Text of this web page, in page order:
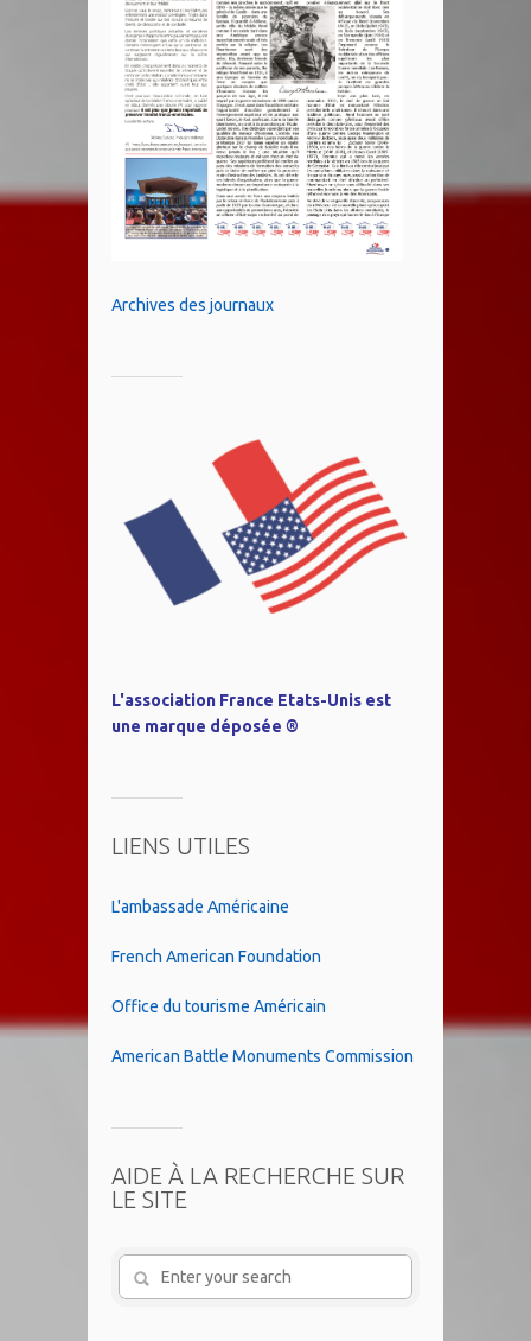
Archives des journaux
L'association France Etats-Unis est
une marque déposée ®
LIENS UTILES
L'ambassade Américaine
French American Foundation
Office du tourisme Américain
American Battle Monuments Commission
AIDE À LA RECHERCHE SUR
LE SITE